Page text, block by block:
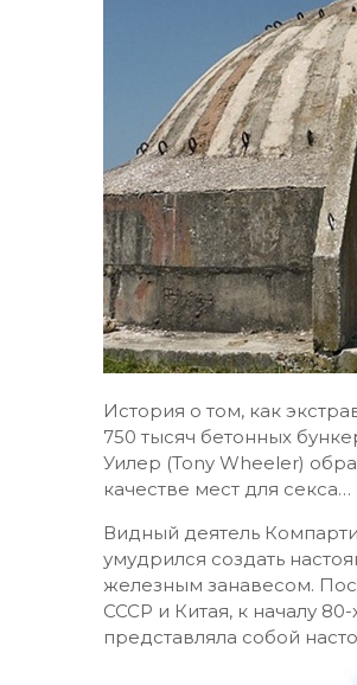
История о том, как
750 тысяч бетонных
Уилер (Tony Wheeler)
качестве мест для секса…
Видный деятель
умудрился создать
железным занавесом.
СССР и Китая, к началу
представляла собой